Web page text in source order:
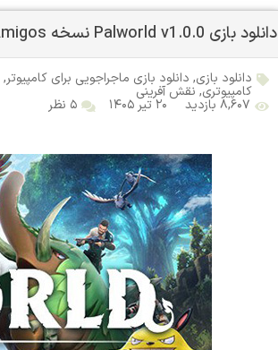
دانلود بازی Palworld v1.0.0 نسخه ElAmigos
دانلود بازی, دانلود بازی ماجراجویی برای کامپیوتر,
کامپیوتری, نقش آفرینی
۸,۶۰۷ بازدید ۲۰ تیر ۱۴۰۵ ۵ نظر